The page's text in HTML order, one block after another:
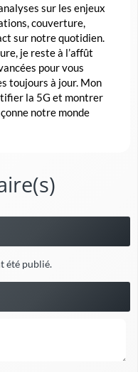
sur les enjeux
couverture,
sur notre quotidien.
je reste à l’affût
pour vous
toujours à jour. Mon
la 5G et montrer
notre monde
été publié.